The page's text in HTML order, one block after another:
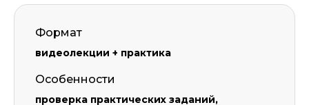
Формат
видеолекции + практика
Особенности
проверка практических заданий,